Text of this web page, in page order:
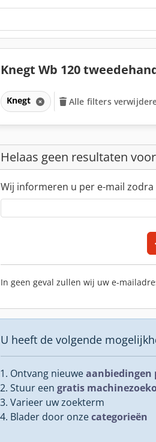
Knegt Wb 120
Knegt Alle filters
Helaas geen resultaten voor
Wij informeren u per e-mail
In geen geval zullen wij uw e-
U heeft de volgende
Ontvang nieuweaanbiedingen
Stuur een gratis
Varieer uw zoekterm
Blader door onzecategorieën